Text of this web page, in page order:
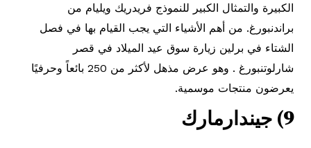
الكبيرة والتمثال الكبير للنموذج فريدريك ويليام من
براندنبورغ. من أهم الأشياء التي يجب القيام بها في فصل
الشتاء في برلين زيارة سوق عيد الميلاد في قصر
شارلوتنبورغ . وهو عرض مذهل لأكثر من 250 بائعاً وحرفيًا
يعرضون منتجات موسمية.
9) جيندارمارك